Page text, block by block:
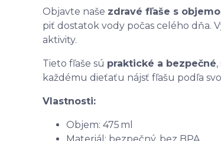
Objavte naše zdravé fľaše s
piť dostatok vody počas celého dňa.
aktivity.
Tieto fľaše sú praktické a bezpečné
každému dieťaťu nájsť fľašu podľa
Vlastnosti:
Objem: 475 ml